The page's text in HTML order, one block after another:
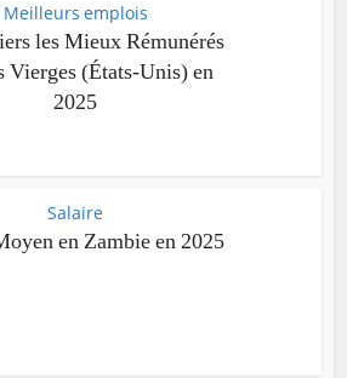
Meilleurs emplois
les Mieux Rémunérés
Vierges (États-Unis) en
2025
Salaire
en Zambie en 2025